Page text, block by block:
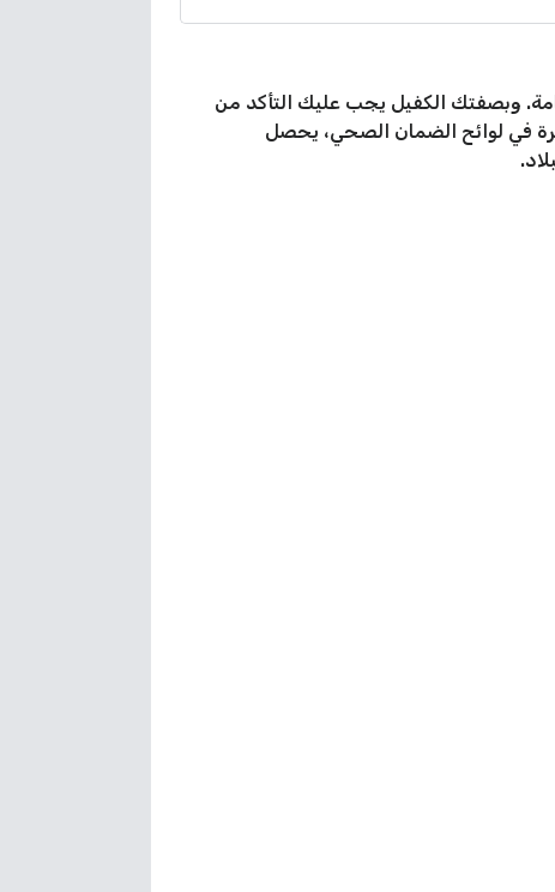
إقامة “التحاق بعائل” في الكويت وفق المادة (22) من قانون الإقامة. وبصفتك الكفيل يجب عليك التأكد من
في لوائح الضمان الصحي، يحصل